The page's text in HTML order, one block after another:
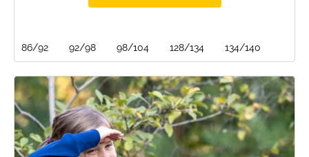
86/92 92/98 98/104 128/134 134/140